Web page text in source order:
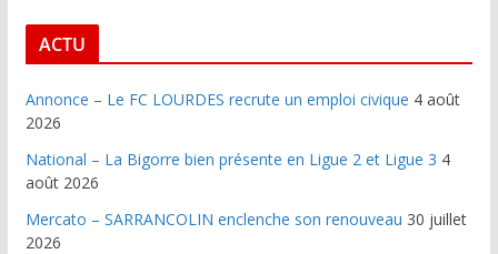
ACTU
Annonce – Le FC LOURDES recrute un emploi civique 4 août
2026
National – La Bigorre bien présente en Ligue 2 et Ligue 3 4
août 2026
Mercato – SARRANCOLIN enclenche son renouveau 30 juillet
2026